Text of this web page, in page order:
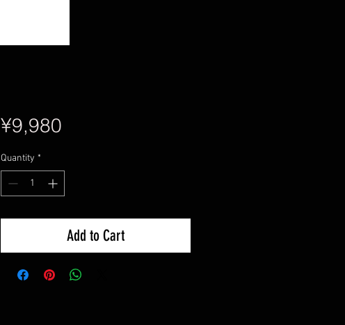
¥9,980Price
Quantity *
Add to Cart